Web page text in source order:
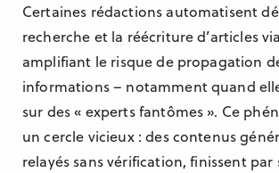
Certaines rédactions automatisent
recherche et la réécriture d’articles
amplifiant le risque de propagation
informations – notamment quand
sur des « experts fantômes ». Ce
un cercle vicieux : des contenus
relayés sans vérification, finissent par